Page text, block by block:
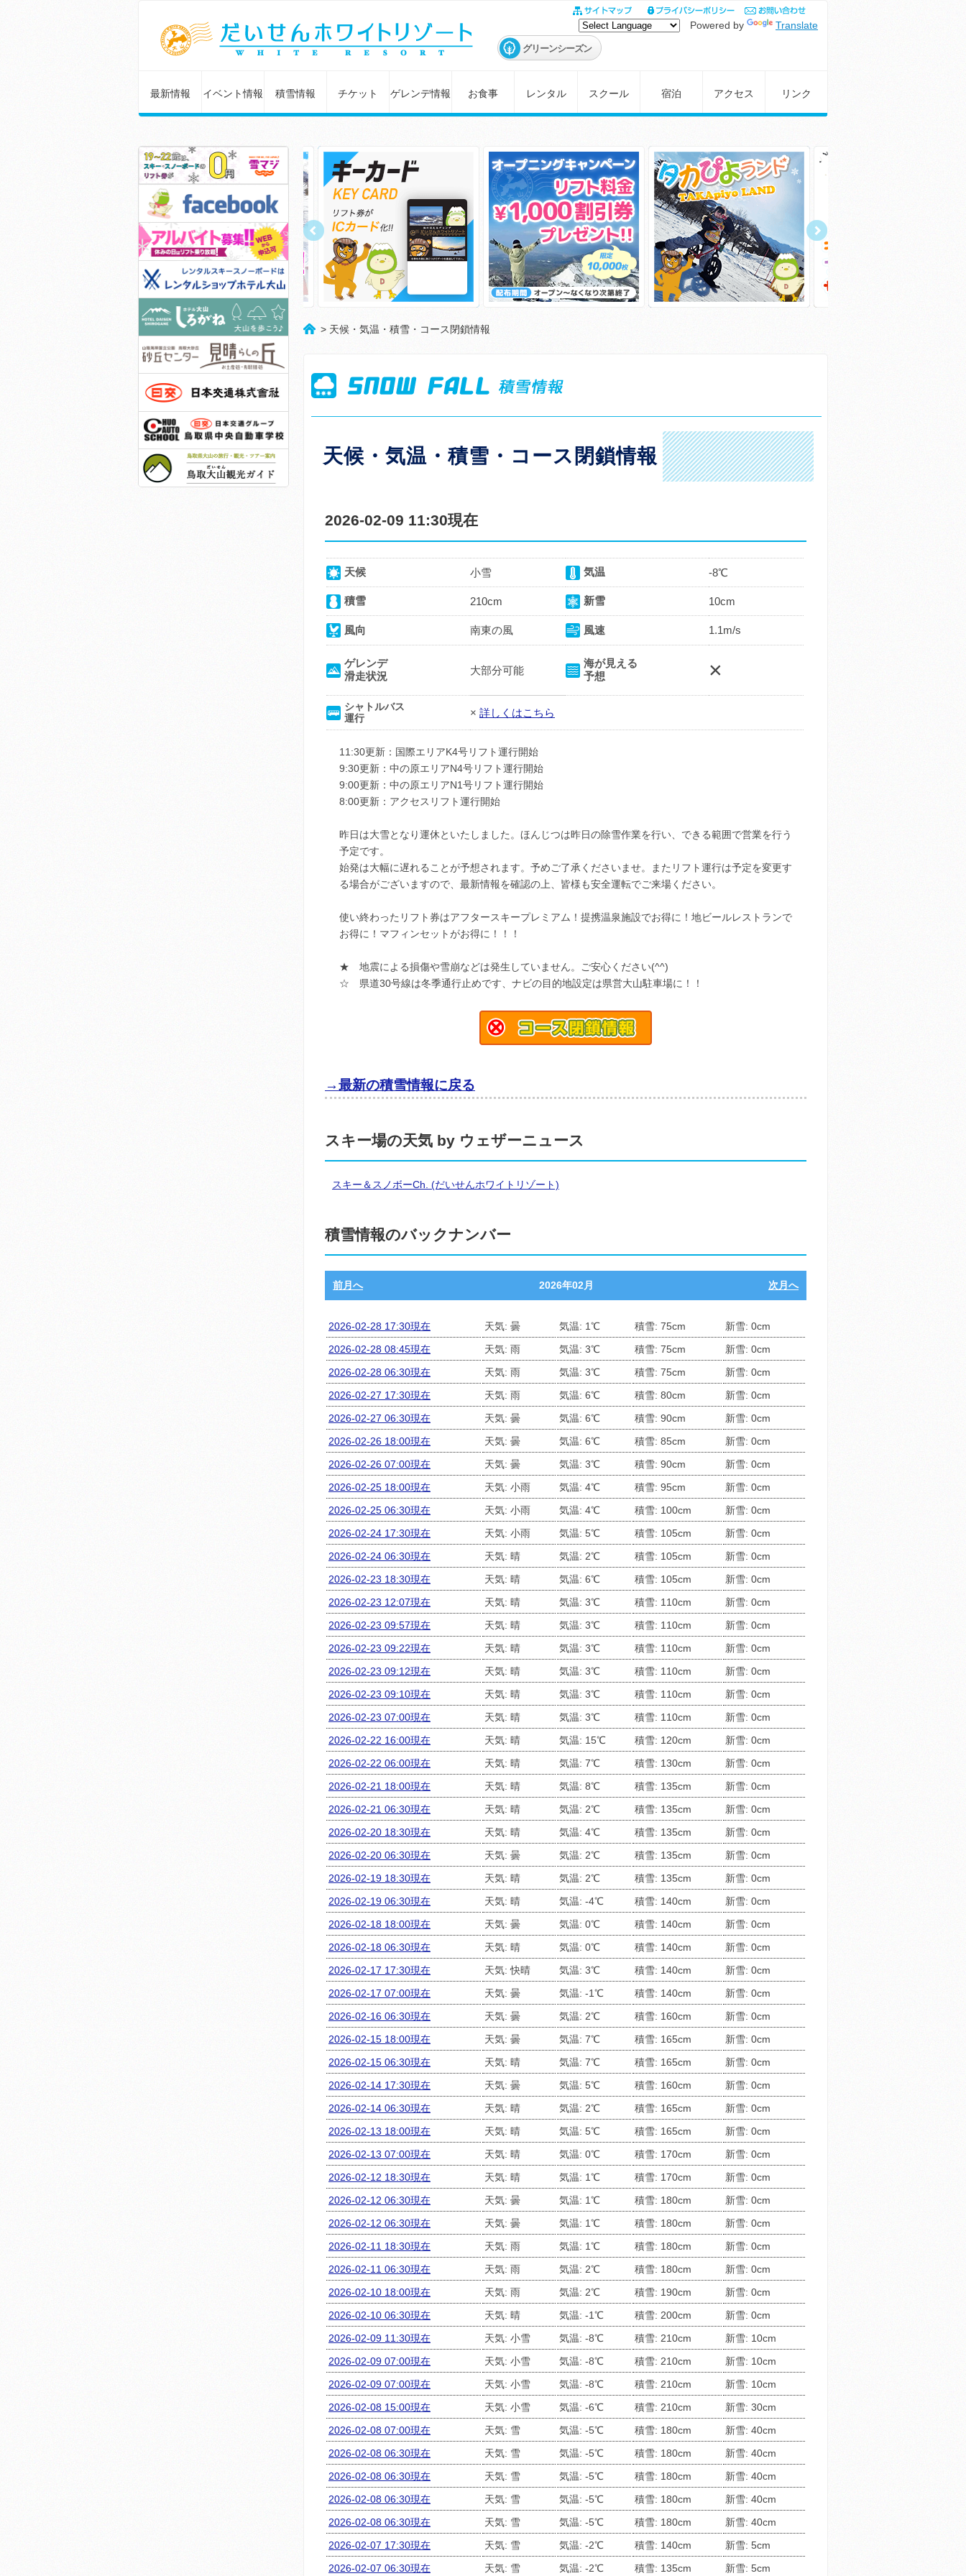
Powered by Translate
グリーンシーズン
最新情報 イベント情報 積雪情報 チケット ゲレンデ情報 お食事 レンタル スクール 宿泊 アクセス リンク
> 天候・気温・積雪・コース閉鎖情報
天候・気温・積雪・コース閉鎖情報
2026-02-09 11:30現在
天候 小雪 気温 -8℃
積雪 210cm 新雪 10cm
風向 南東の風 風速 1.1m/s
ゲレンデ
滑走状況
大部分可能
海が見える
予想
×
シャトルバス
運行
× 詳しくはこちら
11:30更新：国際エリアK4号リフト運行開始
9:30更新：中の原エリアN4号リフト運行開始
9:00更新：中の原エリアN1号リフト運行開始
8:00更新：アクセスリフト運行開始
昨日は大雪となり運休といたしました。ほんじつは昨日の除雪作業を行い、できる範囲で営業を行う
予定です。
始発は大幅に遅れることが予想されます。予めご了承くださいませ。またリフト運行は予定を変更す
る場合がございますので、最新情報を確認の上、皆様も安全運転でご来場ください。
使い終わったリフト券はアフタースキープレミアム！提携温泉施設でお得に！地ビールレストランで
お得に！マフィンセットがお得に！！！
★ 地震による損傷や雪崩などは発生していません。ご安心ください(^^)
☆ 県道30号線は冬季通行止めです、ナビの目的地設定は県営大山駐車場に！！
→最新の積雪情報に戻る
スキー場の天気 by ウェザーニュース
スキー＆スノボーCh. (だいせんホワイトリゾート)
積雪情報のバックナンバー
前月へ 2026年02月 次月へ
2026-02-28 17:30現在 天気: 曇 気温: 1℃ 積雪: 75cm
新雪: 0cm
2026-02-28 08:45現在
天気: 雨 気温: 3℃ 積雪: 75cm
新雪: 0cm
2026-02-28 06:30現在
天気: 雨 気温: 3℃ 積雪: 75cm
新雪: 0cm
2026-02-27 17:30現在
天気: 雨 気温: 6℃ 積雪: 80cm
新雪: 0cm
2026-02-27 06:30現在
天気: 曇 気温: 6℃ 積雪: 90cm
新雪: 0cm
2026-02-26 18:00現在
天気: 曇 気温: 6℃ 積雪: 85cm
新雪: 0cm
2026-02-26 07:00現在
天気: 曇 気温: 3℃ 積雪: 90cm
新雪: 0cm
2026-02-25 18:00現在
天気: 小雨 気温: 4℃ 積雪: 95cm
新雪: 0cm
2026-02-25 06:30現在
天気: 小雨 気温: 4℃ 積雪: 100cm
新雪: 0cm
2026-02-24 17:30現在
天気: 小雨 気温: 5℃ 積雪: 105cm
新雪: 0cm
2026-02-24 06:30現在
天気: 晴 気温: 2℃ 積雪: 105cm
新雪: 0cm
2026-02-23 18:30現在
天気: 晴 気温: 6℃ 積雪: 105cm
新雪: 0cm
2026-02-23 12:07現在
天気: 晴 気温: 3℃ 積雪: 110cm
新雪: 0cm
2026-02-23 09:57現在
天気: 晴 気温: 3℃ 積雪: 110cm
新雪: 0cm
2026-02-23 09:22現在
天気: 晴 気温: 3℃ 積雪: 110cm
新雪: 0cm
2026-02-23 09:12現在
天気: 晴 気温: 3℃ 積雪: 110cm
新雪: 0cm
2026-02-23 09:10現在
天気: 晴 気温: 3℃ 積雪: 110cm
新雪: 0cm
2026-02-23 07:00現在
天気: 晴 気温: 3℃ 積雪: 110cm
新雪: 0cm
2026-02-22 16:00現在
天気: 晴 気温: 15℃ 積雪: 120cm
新雪: 0cm
2026-02-22 06:00現在
天気: 晴 気温: 7℃ 積雪: 130cm
新雪: 0cm
2026-02-21 18:00現在
天気: 晴 気温: 8℃ 積雪: 135cm
新雪: 0cm
2026-02-21 06:30現在
天気: 晴 気温: 2℃ 積雪: 135cm
新雪: 0cm
2026-02-20 18:30現在
天気: 晴 気温: 4℃ 積雪: 135cm
新雪: 0cm
2026-02-20 06:30現在
天気: 曇 気温: 2℃ 積雪: 135cm
新雪: 0cm
2026-02-19 18:30現在
天気: 晴 気温: 2℃ 積雪: 135cm
新雪: 0cm
2026-02-19 06:30現在
天気: 晴 気温: -4℃ 積雪: 140cm
新雪: 0cm
2026-02-18 18:00現在
天気: 曇 気温: 0℃ 積雪: 140cm
新雪: 0cm
2026-02-18 06:30現在
天気: 晴 気温: 0℃ 積雪: 140cm
新雪: 0cm
2026-02-17 17:30現在
天気: 快晴 気温: 3℃ 積雪: 140cm
新雪: 0cm
2026-02-17 07:00現在
天気: 曇 気温: -1℃ 積雪: 140cm
新雪: 0cm
2026-02-16 06:30現在
天気: 曇 気温: 2℃ 積雪: 160cm
新雪: 0cm
2026-02-15 18:00現在
天気: 曇 気温: 7℃ 積雪: 165cm
新雪: 0cm
2026-02-15 06:30現在
天気: 晴 気温: 7℃ 積雪: 165cm
新雪: 0cm
2026-02-14 17:30現在
天気: 曇 気温: 5℃ 積雪: 160cm
新雪: 0cm
2026-02-14 06:30現在
天気: 晴 気温: 2℃ 積雪: 165cm
新雪: 0cm
2026-02-13 18:00現在
天気: 晴 気温: 5℃ 積雪: 165cm
新雪: 0cm
2026-02-13 07:00現在
天気: 晴 気温: 0℃ 積雪: 170cm
新雪: 0cm
2026-02-12 18:30現在
天気: 晴 気温: 1℃ 積雪: 170cm
新雪: 0cm
2026-02-12 06:30現在
天気: 曇 気温: 1℃ 積雪: 180cm
新雪: 0cm
2026-02-12 06:30現在
天気: 曇 気温: 1℃ 積雪: 180cm
新雪: 0cm
2026-02-11 18:30現在
天気: 雨 気温: 1℃ 積雪: 180cm
新雪: 0cm
2026-02-11 06:30現在
天気: 雨 気温: 2℃ 積雪: 180cm
新雪: 0cm
2026-02-10 18:00現在
天気: 雨 気温: 2℃ 積雪: 190cm
新雪: 0cm
2026-02-10 06:30現在
天気: 晴 気温: -1℃ 積雪: 200cm
新雪: 0cm
2026-02-09 11:30現在
天気: 小雪 気温: -8℃ 積雪: 210cm
新雪: 10cm
2026-02-09 07:00現在
天気: 小雪 気温: -8℃ 積雪: 210cm
新雪: 10cm
2026-02-09 07:00現在
天気: 小雪 気温: -8℃ 積雪: 210cm
新雪: 10cm
2026-02-08 15:00現在
天気: 小雪 気温: -6℃ 積雪: 210cm
新雪: 30cm
2026-02-08 07:00現在
天気: 雪 気温: -5℃ 積雪: 180cm
新雪: 40cm
2026-02-08 06:30現在
天気: 雪 気温: -5℃ 積雪: 180cm
新雪: 40cm
2026-02-08 06:30現在
天気: 雪 気温: -5℃ 積雪: 180cm
新雪: 40cm
2026-02-08 06:30現在
天気: 雪 気温: -5℃ 積雪: 180cm
新雪: 40cm
2026-02-08 06:30現在
天気: 雪 気温: -5℃ 積雪: 180cm
新雪: 40cm
2026-02-07 17:30現在
天気: 雪 気温: -2℃ 積雪: 140cm
新雪: 5cm
2026-02-07 06:30現在
天気: 雪 気温: -2℃ 積雪: 135cm 新雪: 5cm